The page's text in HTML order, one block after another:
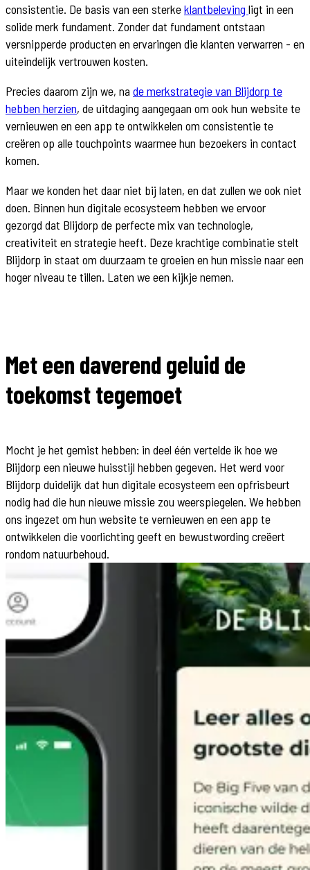
consistentie. De basis van een sterkeklantbeleving ligt in een
solide merk fundament. Zonder dat fundament ontstaan
versnipperde producten en ervaringen die klanten verwarren - en
uiteindelijk vertrouwen kosten.
Precies daarom zijn we, na de merkstrategie van Blijdorp te
hebben herzien, de uitdaging aangegaan om ook hun website te
vernieuwen en een app te ontwikkelen om consistentie te
creëren op alle touchpoints waarmee hun bezoekers in contact
komen.
Maar we konden het daar niet bij laten, en dat zullen we ook niet
doen. Binnen hun digitale ecosysteem hebben we ervoor
gezorgd dat Blijdorp de perfecte mix van technologie,
creativiteit en strategie heeft. Deze krachtige combinatie stelt
Blijdorp in staat om duurzaam te groeien en hun missie naar een
hoger niveau te tillen. Laten we een kijkje nemen.
Met een daverend geluid de
toekomst tegemoet
Mocht je het gemist hebben: in deel één vertelde ik hoe we
Blijdorp een nieuwe huisstijl hebben gegeven. Het werd voor
Blijdorp duidelijk dat hun digitale ecosysteem een opfrisbeurt
nodig had die hun nieuwe missie zou weerspiegelen. We hebben
ons ingezet om hun website te vernieuwen en een app te
ontwikkelen die voorlichting geeft en bewustwording creëert
rondom natuurbehoud.